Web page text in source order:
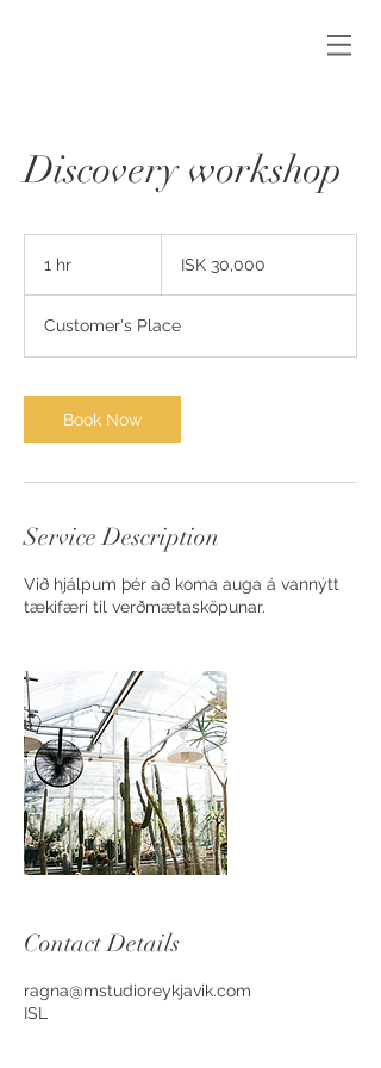
Discovery workshop
1 hr
krónurISK 30,000
Customer's Place
Book Now
Service Description
Við hjálpum þér að koma auga á vannýtt
tækifæri til verðmætasköpunar.
Contact Details
ragna@mstudioreykjavik.com
ISL